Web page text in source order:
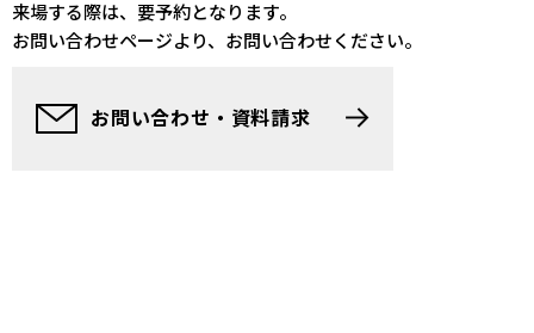
来場する際は、要予約となります。
お問い合わせページより、お問い合わせください。
お問い合わせ・資料請求